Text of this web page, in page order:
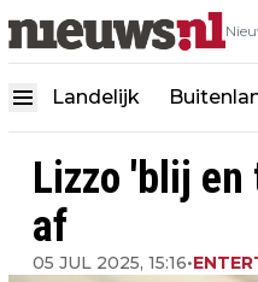
Landelijk
Lizzo 'blij
af
05 JUL 2025, 15:16•